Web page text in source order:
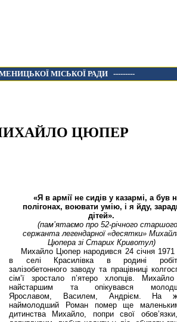
МІСЬКОЇ РАДИ ---------
ЦЮПЕР
«Я в армії не сидів у казармі, а був
полігонах, воювати умію, і я йду,
дітей».
(пам’ятаємо про 52-річного старшого
сержанта легендарної «десятки»
Цюпера зі Старих Кривотул)
Михайло Цюпер народився 24 січня 1971
в селі Красилівка в родині
залізобетонного заводу та працівниці
сім’ї зростало п’ятеро хлопців.
найстаршим та опікувався
Ярославом, Василем, Андрієм. На
наймолодший Роман помер ще
дитинства Михайло, попри свої